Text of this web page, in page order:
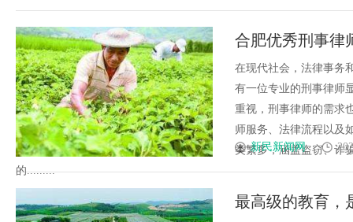
合肥优秀刑事律
在现代社会，法律事务
有一位专业的刑事律师
重视，刑事律师的需求
师服务、法律流程以及
类繁多，涵盖盗窃、诈
的.........
新民新闻网
最高级的教育，